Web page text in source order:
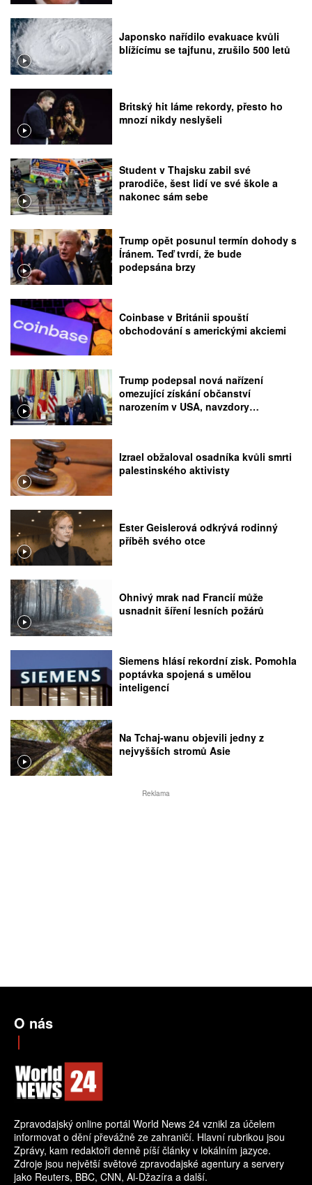
Japonsko nařídilo evakuace kvůli
blížícímu se tajfunu, zrušilo 500 letů
Britský hit láme rekordy, přesto ho
mnozí nikdy neslyšeli
Student v Thajsku zabil své
prarodiče, šest lidí ve své škole a
nakonec sám sebe
Trump opět posunul termín dohody s
Íránem. Teď tvrdí, že bude
podepsána brzy
Coinbase v Británii spouští
obchodování s americkými akciemi
Trump podepsal nová nařízení
omezující získání občanství
narozením v USA, navzdory
Izrael obžaloval osadníka kvůli smrti
palestinského aktivisty
Ester Geislerová odkrývá rodinný
příběh svého otce
Ohnivý mrak nad Francií může
usnadnit šíření lesních požárů
Siemens hlásí rekordní zisk. Pomohla
poptávka spojená s umělou
inteligencí
Na Tchaj-wanu objevili jedny z
nejvyšších stromů Asie
Reklama
O nás
Zpravodajský online portál World News 24 vznikl za účelem
informovat o dění převážně ze zahraničí. Hlavní rubrikou jsou
Zprávy, kam redaktoři denně píší články v lokálním jazyce.
Zdroje jsou největší světové zpravodajské agentury a servery
jako Reuters, BBC, CNN, Al-Džazíra a další.